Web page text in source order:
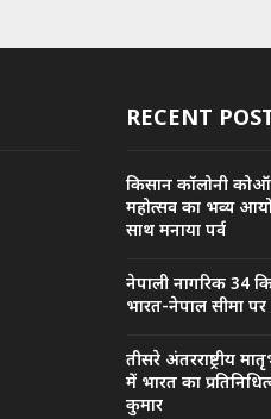
RECENT
किसान कॉलोनी
महोत्सव का भव्य
साथ मनाया पर्व
नेपाली नागरिक 34
भारत-नेपाल सीमा पर
तीसरे अंतरराष्ट्रीय
में भारत का
कुमार